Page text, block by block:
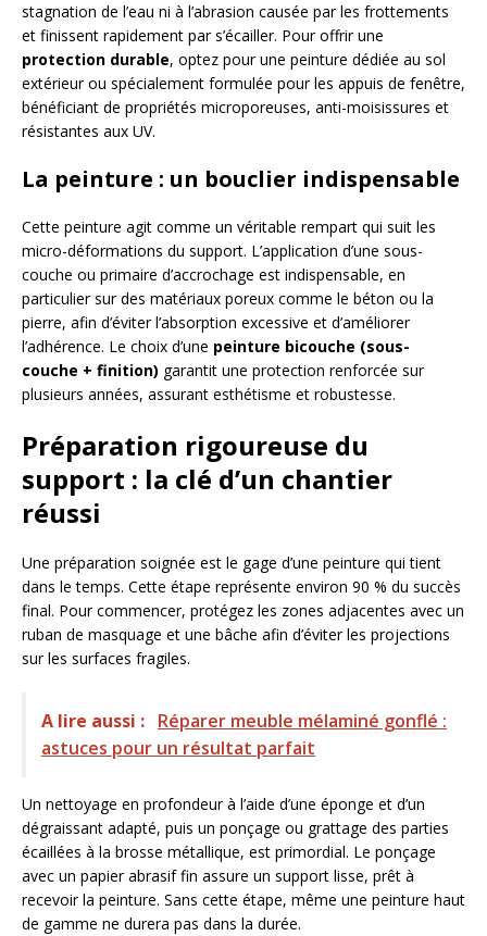
stagnation de l’eau ni à l’abrasion causée par les frottements
et finissent rapidement par s’écailler. Pour offrir une
protection durable, optez pour une peinture dédiée au sol
extérieur ou spécialement formulée pour les appuis de fenêtre,
bénéficiant de propriétés microporeuses, anti-moisissures et
résistantes aux UV.
La peinture : un bouclier indispensable
Cette peinture agit comme un véritable rempart qui suit les
micro-déformations du support. L’application d’une sous-
couche ou primaire d’accrochage est indispensable, en
particulier sur des matériaux poreux comme le béton ou la
pierre, afin d’éviter l’absorption excessive et d’améliorer
l’adhérence. Le choix d’une peinture bicouche (sous-
couche + finition) garantit une protection renforcée sur
plusieurs années, assurant esthétisme et robustesse.
Préparation rigoureuse du
support : la clé d’un chantier
réussi
Une préparation soignée est le gage d’une peinture qui tient
dans le temps. Cette étape représente environ 90 % du succès
final. Pour commencer, protégez les zones adjacentes avec un
ruban de masquage et une bâche afin d’éviter les projections
sur les surfaces fragiles.
A lire aussi : Réparer meuble mélaminé gonflé :
astuces pour un résultat parfait
Un nettoyage en profondeur à l’aide d’une éponge et d’un
dégraissant adapté, puis un ponçage ou grattage des parties
écaillées à la brosse métallique, est primordial. Le ponçage
avec un papier abrasif fin assure un support lisse, prêt à
recevoir la peinture. Sans cette étape, même une peinture haut
de gamme ne durera pas dans la durée.